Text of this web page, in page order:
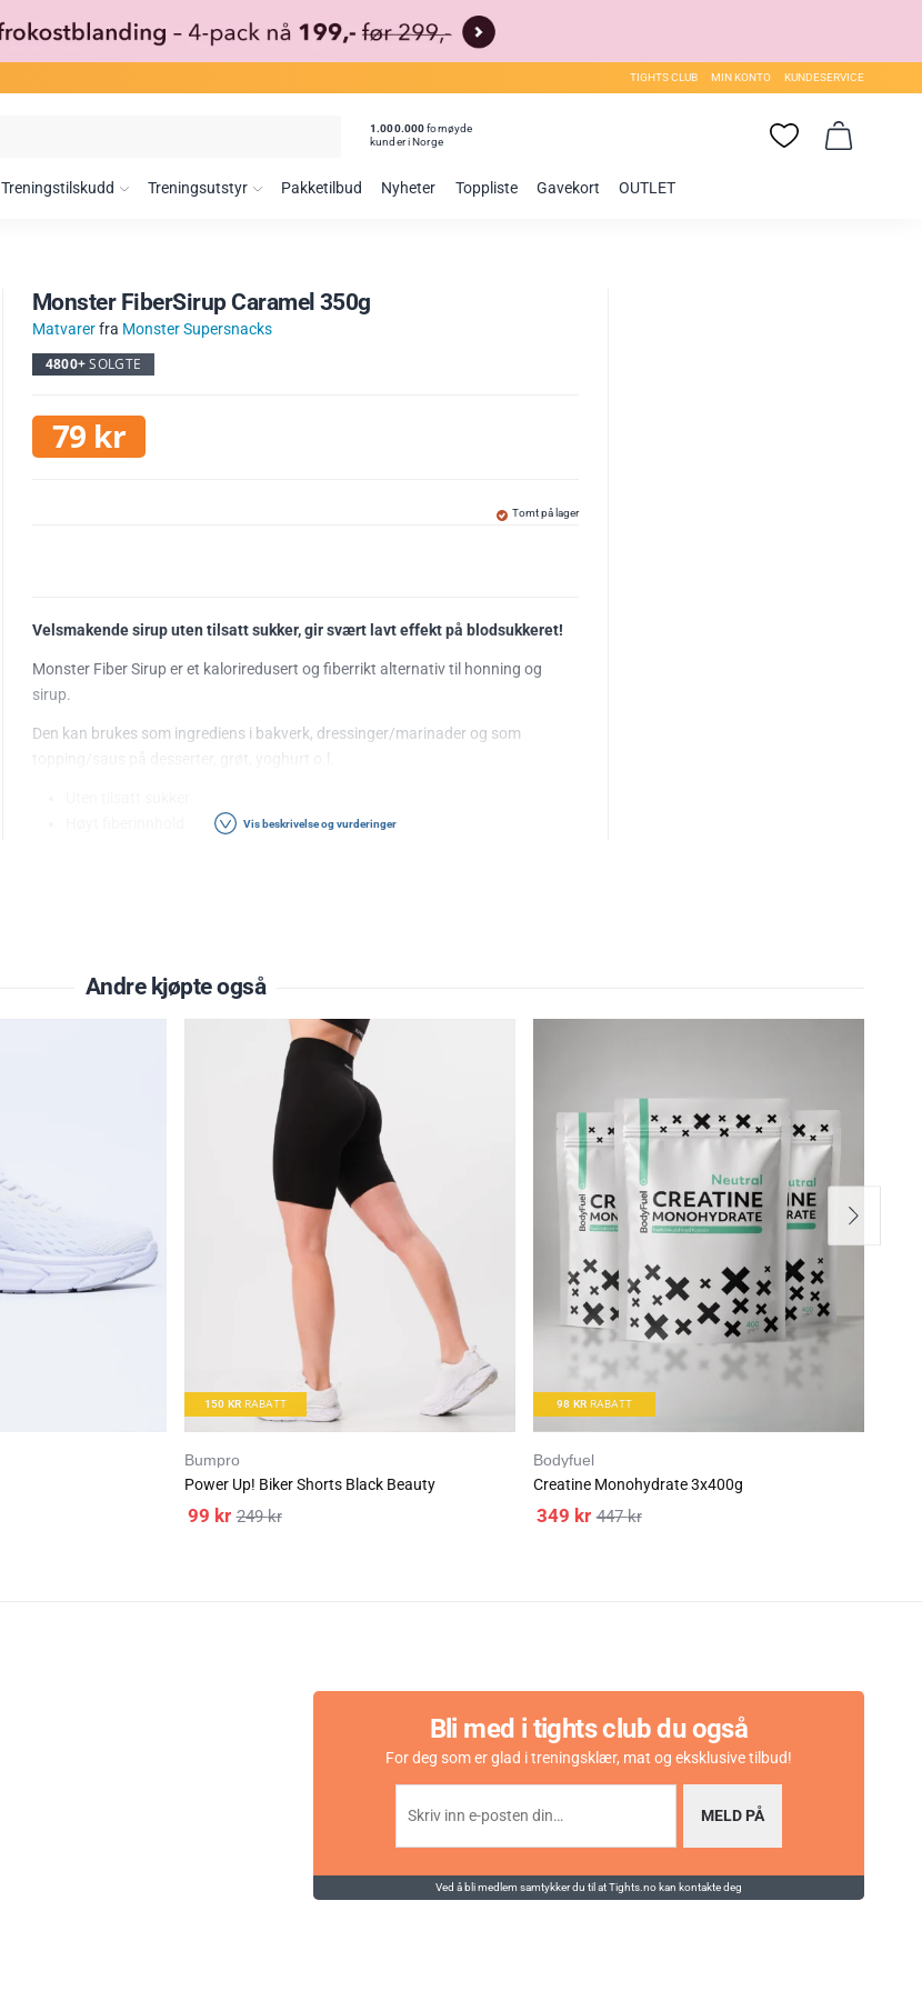
TIGHTS CLUB MIN KONTO KUNDESERVICE
1.000.000fornøyde
kunder i Norge
Treningstilskudd Treningsutstyr Pakketilbud Nyheter Toppliste Gavekort OUTLET
Monster FiberSirup Caramel 350g
Matvarerfra Monster Supersnacks
4800+SOLGTE
79 kr
Tomt på lager
Velsmakende sirup uten tilsatt sukker, gir svært lavt effekt på blodsukkeret!
Monster Fiber Sirup er et kaloriredusert og fiberrikt alternativ til honning og
sirup.
Den kan brukes som ingrediens i bakverk, dressinger/marinader og som
14.4
10.2
0
0.01
Ingredienser: fiber (polydextrose), vann, søtninigsmiddel (isomalt), fiber,
naturlig aroma, søtningsmiddel (sukralose)
Vis beskrivelse og vurderinger
Andre kjøpte også
150 KR RABATT
Bumpro
Power Up! Biker Shorts Black Beauty
249kr
99 kr
98 KR RABATT
Bodyfuel
Creatine Monohydrate 3x400g
447kr
349 kr
Bli med i tights club du også
For deg som er glad i treningsklær, mat og eksklusive tilbud!
MELD PÅ
Ved å bli medlem samtykker du til at Tights.no kan kontakte deg